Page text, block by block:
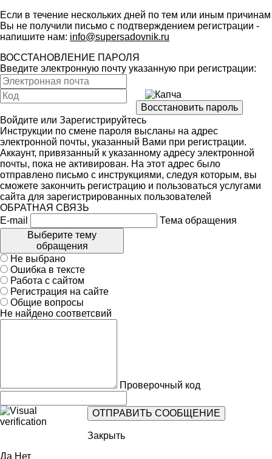
Если в течение нескольких дней по тем или иным причинам
Вы не получили письмо с подтверждением регистрации -
напишите нам: info@supersadovnik.ru
ВОССТАНОВЛЕНИЕ ПАРОЛЯ
Введите электронную почту указанную при регистрации:
Войдите или Зарегистрируйтесь
Инструкции по смене пароля высланы на адрес
электронной почты, указанный Вами при регистрации.
Аккаунт, привязанный к указанному адресу электронной
почты, пока не активирован. На этот адрес было
отправлено письмо с инструкциями, следуя которым, вы
сможете закончить регистрацию и пользоваться услугами
сайта для зарегистрированных пользователей
ОБРАТНАЯ СВЯЗЬ
E-mail
Тема обращения
Выберите тему
обращения
Не выбрано
Ошибка в тексте
Работа с сайтом
Регистрация на сайте
Общие вопросы
Не найдено соответсвий
Проверочный код
Закрыть
Да Нет